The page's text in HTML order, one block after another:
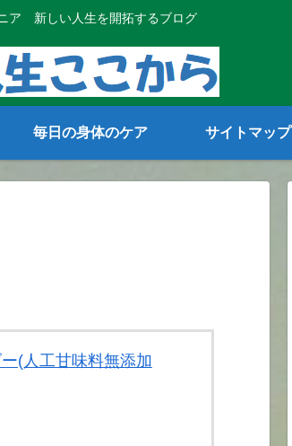
ア 新しい人生を開拓するブログ
毎日の身体のケア サイトマップ
(人工甘味料無添加